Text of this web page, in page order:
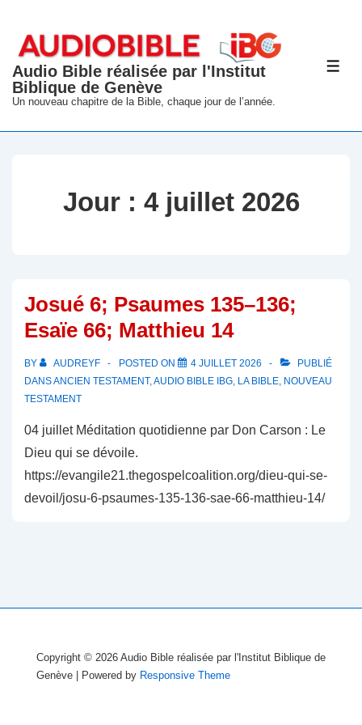
passer
contenu
principal
Audio Bible réalisée par l'Institut
Biblique de Genève
Un nouveau chapitre de la Bible, chaque jour de l’année.
Jour : 4 juillet 2026
Josué 6; Psaumes 135–136;
Esaïe 66; Matthieu 14
BY AUDREYF POSTED ON 4 JUILLET 2026
PUBLIÉ
DANSANCIEN TESTAMENT,AUDIO BIBLE IBG, LA BIBLE, NOUVEAU
TESTAMENT
04 juillet Méditation quotidienne par Don Carson : Le
Dieu qui se dévoile.
https://evangile21.thegospelcoalition.org/dieu-qui-se-
devoil/josu-6-psaumes-135-136-sae-66-matthieu-14/
Copyright © 2026 Audio Bible réalisée par l'Institut Biblique de
Genève
| Powered by Responsive Theme